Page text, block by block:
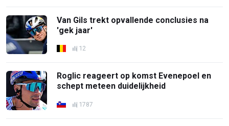
Van Gils trekt opvallende conclusies na
'gek jaar'
12
Roglic reageert op komst Evenepoel en
schept meteen duidelijkheid
1787